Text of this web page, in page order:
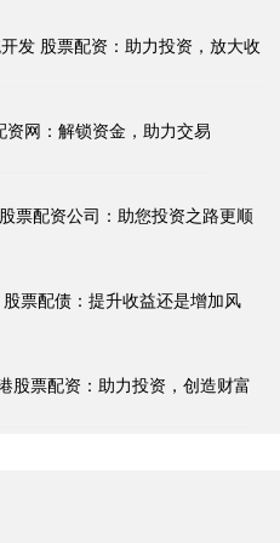
发 股票配资：助力投资，放大收
网：解锁资金，助力交易
票配资公司：助您投资之路更顺
票配债：提升收益还是增加风
股票配资：助力投资，创造财富